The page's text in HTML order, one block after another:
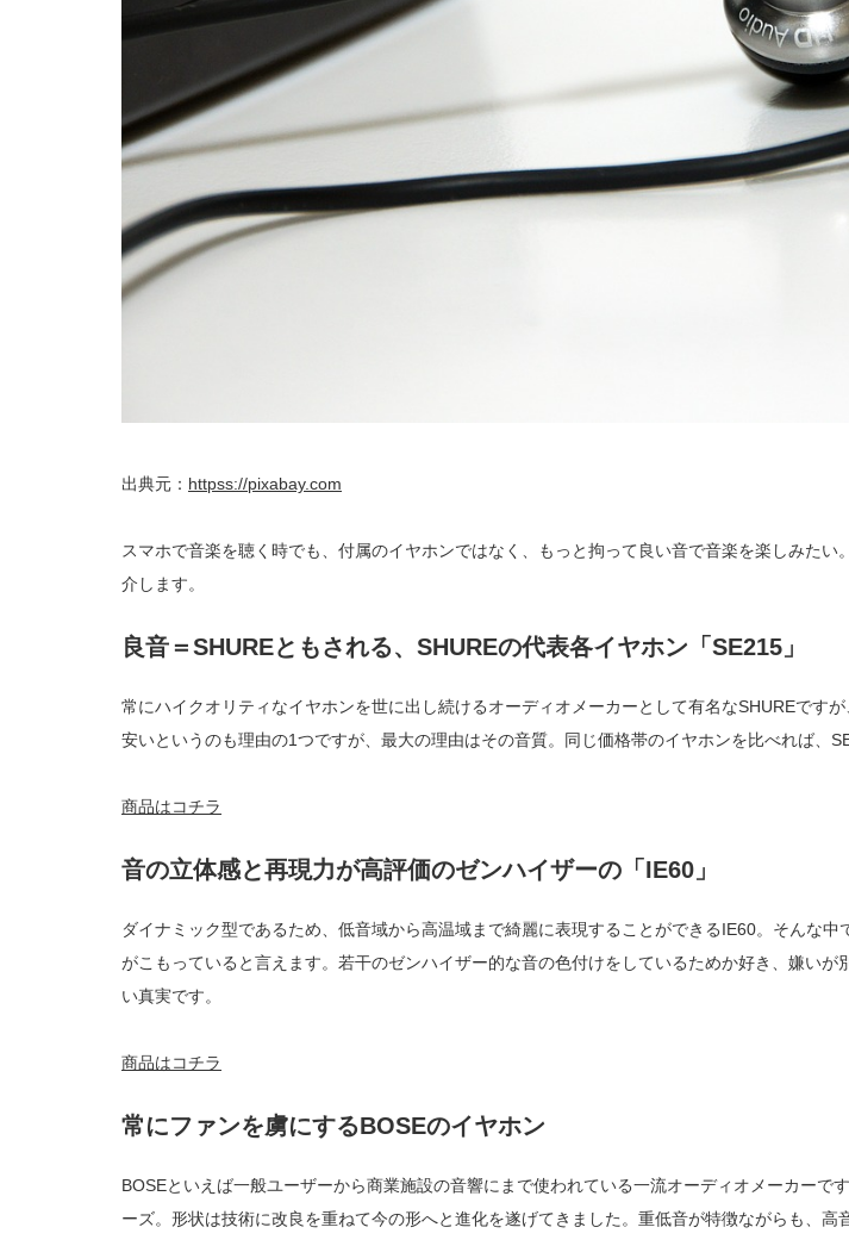
出典元： httpss://pixabay.com
スマホで音楽を聴く時でも、付属のイヤホンではなく、もっと拘って良い音で音楽を楽しみた
介します。
良音＝SHUREともされる、SHUREの代表各イヤホン「SE215」
常にハイクオリティなイヤホンを世に出し続けるオーディオメーカーとして有名なSHUREです
安いというのも理由の1つですが、最大の理由はその音質。同じ価格帯のイヤホンを比べれば、
商品はコチラ
音の立体感と再現力が高評価のゼンハイザーの「IE60」
ダイナミック型であるため、低音域から高温域まで綺麗に表現することができるIE60。そんな
がこもっていると言えます。若干のゼンハイザー的な音の色付けをしているためか好き、嫌い
い真実です。
商品はコチラ
常にファンを虜にするBOSEのイヤホン
BOSEといえば一般ユーザーから商業施設の音響にまで使われている一流オーディオメーカー
ーズ。形状は技術に改良を重ねて今の形へと進化を遂げてきました。重低音が特徴ながらも、